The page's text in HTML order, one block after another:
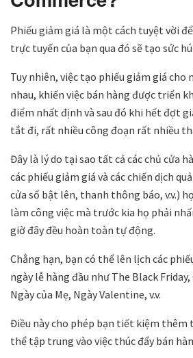
Phiếu giảm giá là một cách tuyệt vời
trực tuyến của bạn qua đó sẽ tạo sức
Tuy nhiên, việc tạo phiếu giảm giá cho
nhau, khiến việc bán hàng được triển
điểm nhất định và sau đó khi hết đợt
tắt đi, rất nhiều công đoạn rất nhiều
Đây là lý do tại sao tất cả các chủ cửa
các phiếu giảm giá và các chiến dịch
cửa sổ bật lên, thanh thông báo, v.v.)
làm công việc mà trước kia họ phải
giờ đây đều hoàn toàn tự động.
Chẳng hạn, bạn có thể lên lịch các
ngày lễ hàng đầu như The Black
Ngày của Mẹ, Ngày Valentine, v.v.
Điều này cho phép bạn tiết kiệm thêm
thể tập trung vào việc thúc đẩy bán